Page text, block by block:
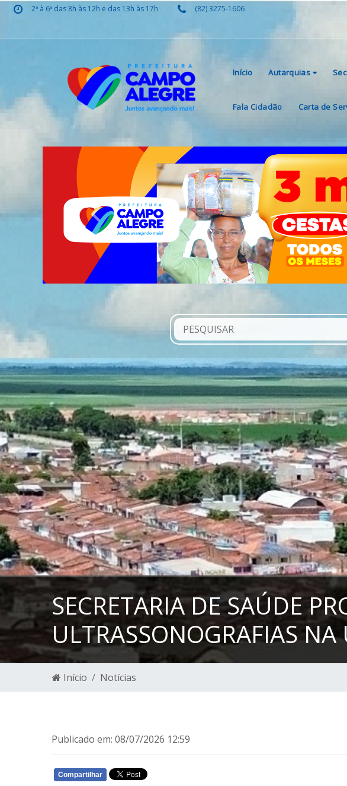
2ª à 6ª das 8h às 12h e das 13h às 17h (82) 3275-1606
Início Autarquias
Fala Cidadão Carta de
Previous
SECRETARIA DE SAÚDE
ULTRASSONOGRAFIAS
Início Notícias
Publicado em: 08/07/2026 12:59
Compartilhar